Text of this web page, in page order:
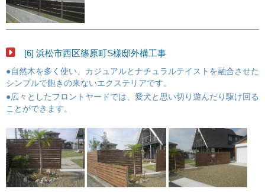
[6] 浜松市西区篠原町S様邸外構工事
●自然木を多く使い、カジュアルとナチュラルテイストを融合させた
シンプルで飽きの来ないエクステリアです。
●広々としたフロントヤードでは、愛犬と思い切り遊んだり駆け回る
ことができます。